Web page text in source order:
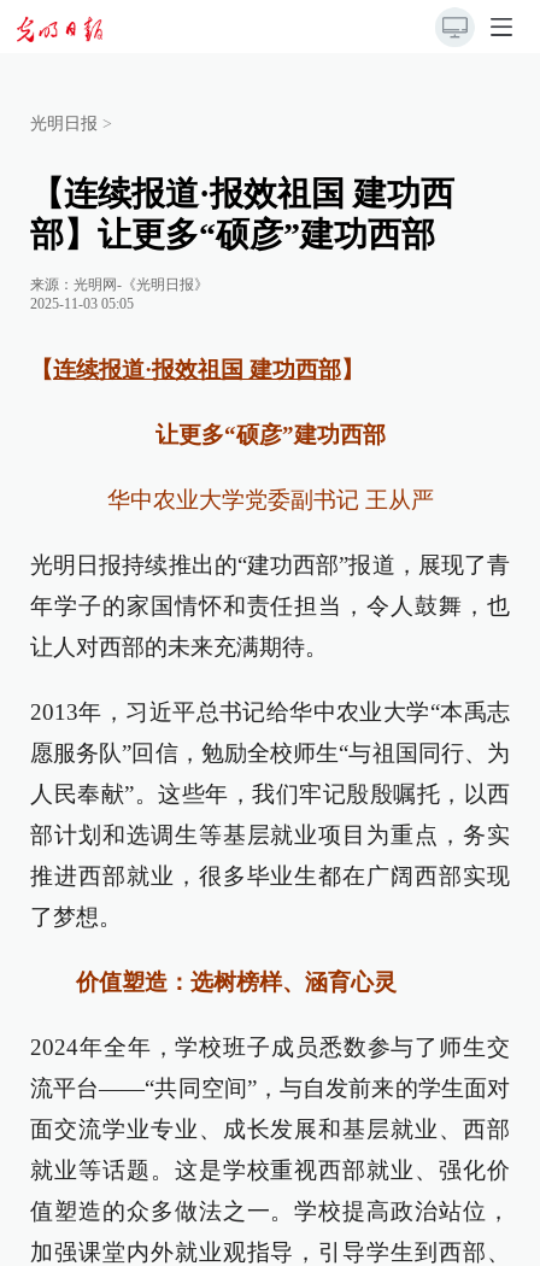
光明日报 >
【连续报道·报效祖国 建功西
部】让更多“硕彦”建功西部
来源： 光明网-《光明日报》
2025-11-03 05:05
【连续报道·报效祖国 建功西部】
让更多“硕彦”建功西部
华中农业大学党委副书记 王从严
光明日报持续推出的“建功西部”报道，展现了青
年学子的家国情怀和责任担当，令人鼓舞，也
让人对西部的未来充满期待。
2013年，习近平总书记给华中农业大学“本禹志
愿服务队”回信，勉励全校师生“与祖国同行、为
人民奉献”。这些年，我们牢记殷殷嘱托，以西
部计划和选调生等基层就业项目为重点，务实
推进西部就业，很多毕业生都在广阔西部实现
了梦想。
价值塑造：选树榜样、涵育心灵
2024年全年，学校班子成员悉数参与了师生交
流平台——“共同空间”，与自发前来的学生面对
面交流学业专业、成长发展和基层就业、西部
就业等话题。这是学校重视西部就业、强化价
值塑造的众多做法之一。学校提高政治站位，
加强课堂内外就业观指导，引导学生到西部、